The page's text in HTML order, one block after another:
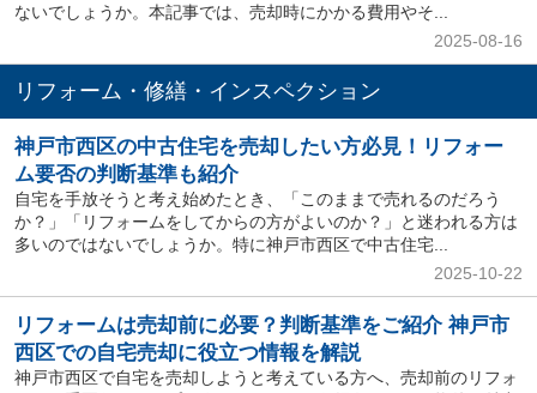
ないでしょうか。本記事では、売却時にかかる費用やそ...
2025-08-16
リフォーム・修繕・インスペクション
神戸市西区の中古住宅を売却したい方必見！リフォー
ム要否の判断基準も紹介
自宅を手放そうと考え始めたとき、「このままで売れるのだろう
か？」「リフォームをしてからの方がよいのか？」と迷われる方は
多いのではないでしょうか。特に神戸市西区で中古住宅...
2025-10-22
リフォームは売却前に必要？判断基準をご紹介 神戸市
西区での自宅売却に役立つ情報を解説
神戸市西区で自宅を売却しようと考えている方へ、売却前のリフォ